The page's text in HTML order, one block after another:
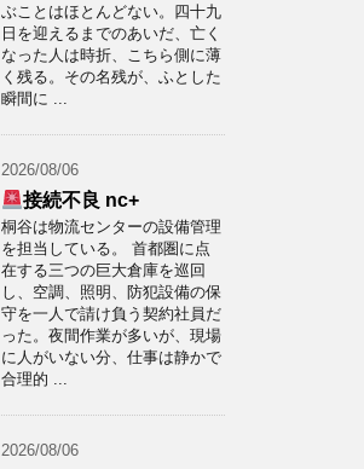
ぶことはほとんどない。四十九
日を迎えるまでのあいだ、亡く
なった人は時折、こちら側に薄
く残る。その名残が、ふとした
瞬間に ...
2026/08/06
接続不良 nc+
桐谷は物流センターの設備管理
を担当している。 首都圏に点
在する三つの巨大倉庫を巡回
し、空調、照明、防犯設備の保
守を一人で請け負う契約社員だ
った。夜間作業が多いが、現場
に人がいない分、仕事は静かで
合理的 ...
2026/08/06